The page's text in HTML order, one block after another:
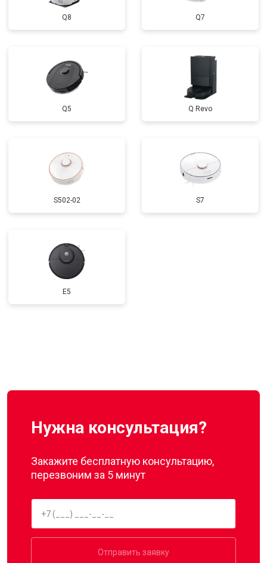
Q8 Q7
Q5 Q Revo
S502-02 S7
E5
Нужна консультация?
Закажите бесплатную консультацию,
перезвоним за 5 минут
Отправить заявку